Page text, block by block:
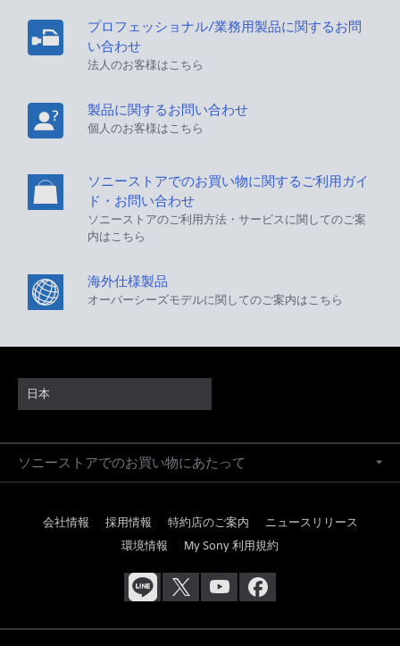
プロフェッショナル/業務用製品に関するお問
い合わせ
法人のお客様はこちら
製品に関するお問い合わせ
個人のお客様はこちら
ソニーストアでのお買い物に関するご利用ガイ
ド・お問い合わせ
ソニーストアのご利用方法・サービスに関してのご案
内はこちら
海外仕様製品
オーバーシーズモデルに関してのご案内はこちら
日本
ソニーストアでのお買い物にあたって
会社情報 採用情報 特約店のご案内
ニュースリリース
環境情報
My Sony 利用規約